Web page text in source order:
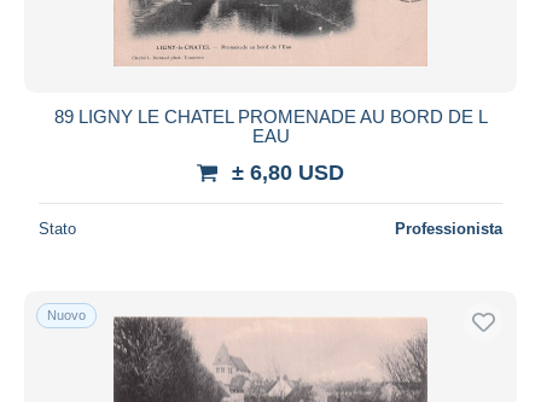
89 LIGNY LE CHATEL PROMENADE AU BORD DE L
EAU
± 6,80 USD
Stato Professionista
Nuovo